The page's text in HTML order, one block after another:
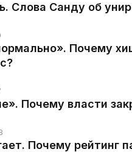
Слова Санду об
Почему
Почему власти
Почему рейтинг